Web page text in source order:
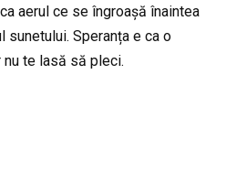
aerul ce se îngroașă înaintea
sunetului. Speranța e ca o
nu te lasă să pleci.